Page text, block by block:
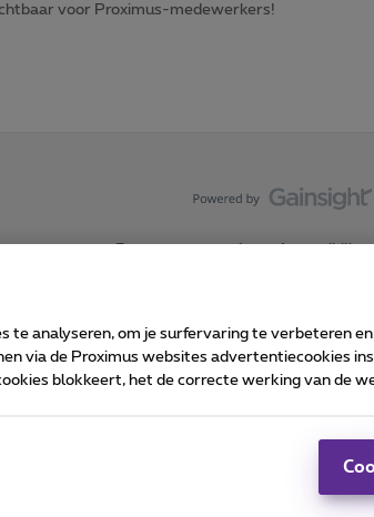
voor Proximus-medewerkers!
Forumvoorwaarden Accessibility
©2026Proximus
analyseren, om je surfervaring te verbeteren
via de Proximus websites advertentiecookies
blokkeert, het de correcte werking van de